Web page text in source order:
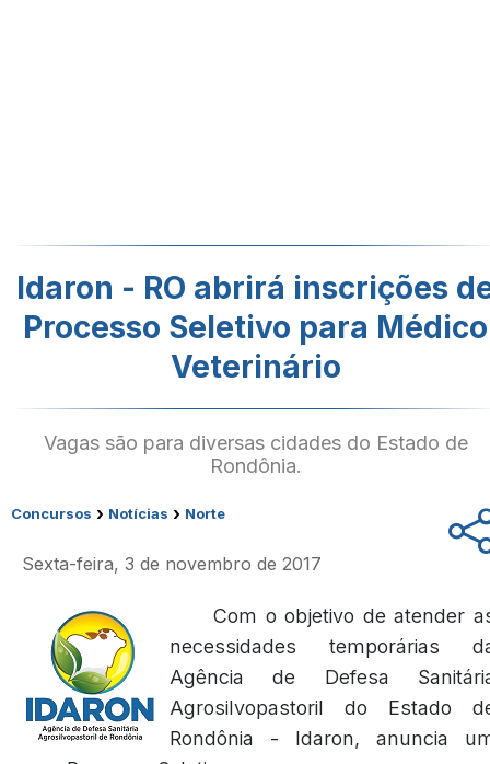
Idaron - RO abrirá inscrições
Processo Seletivo para Médico
Veterinário
Vagas são para diversas cidades do Estado de
Rondônia.
Concursos › Notícias › Norte
Sexta-feira, 3 de novembro de 2017
Com o objetivo de atender
necessidades temporárias
Agência de Defesa
Agrosilvopastoril do Estado
Rondônia - Idaron, anuncia